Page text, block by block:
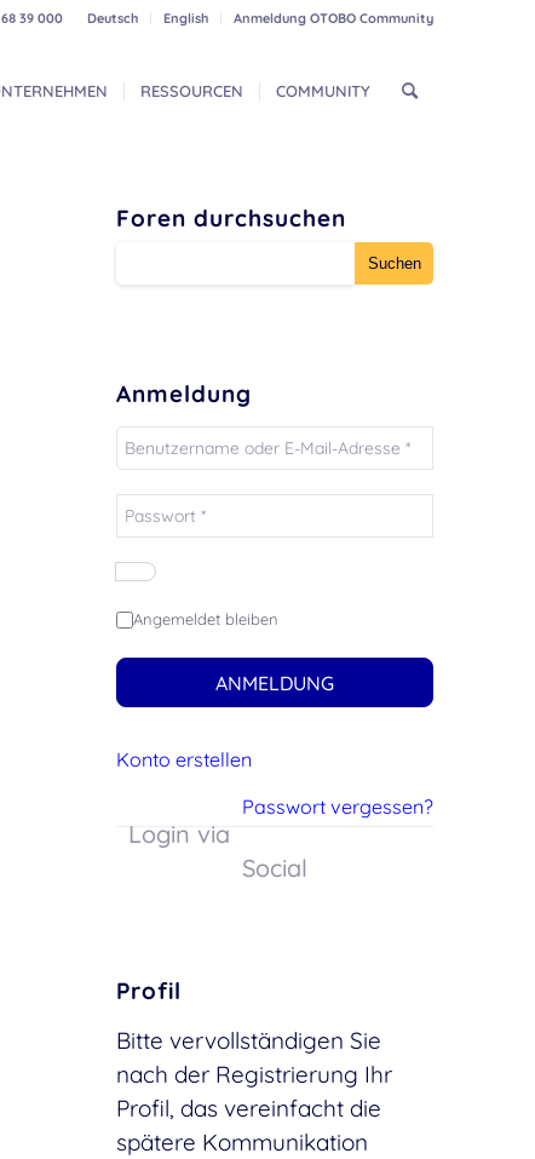
Deutsch English Anmeldung OTOBO Community
39 000
RESSOURCEN COMMUNITY
Foren durchsuchen
Anmeldung
Angemeldet bleiben
ANMELDUNG
Konto erstellen
Passwort vergessen?
Login via
Social
Profil
Bitte vervollständigen Sie
nach der Registrierung Ihr
Profil, das vereinfacht die
spätere Kommunikation